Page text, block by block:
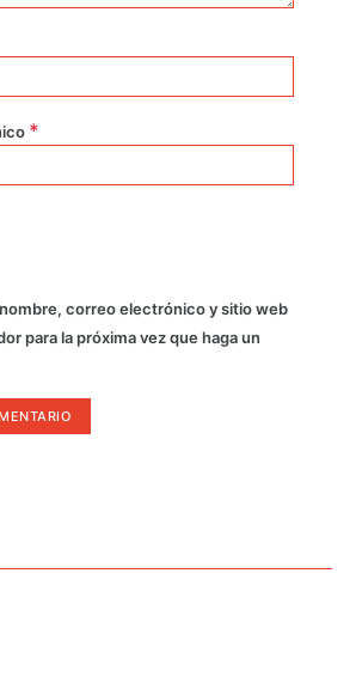
*
correo electrónico y sitio web
para la próxima vez que haga un